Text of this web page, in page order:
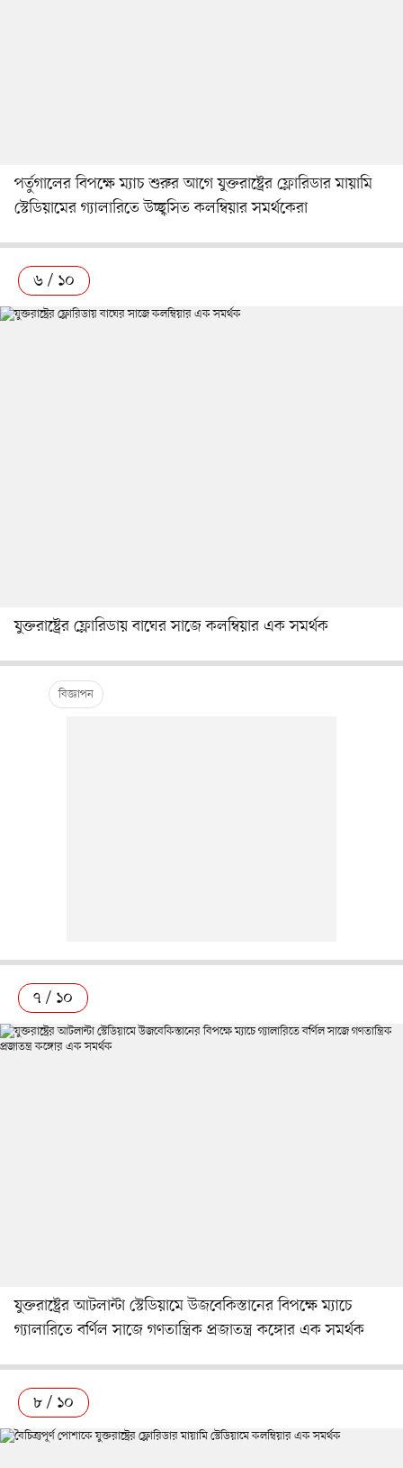
পর্তুগালের বিপক্ষে ম্যাচ শুরুর আগে যুক্তরাষ্ট্রের ফ্লোরিডার মায়ামি
স্টেডিয়ামের গ্যালারিতে উচ্ছ্বসিত কলম্বিয়ার সমর্থকেরা
৬ / ১০
যুক্তরাষ্ট্রের ফ্লোরিডায় বাঘের সাজে কলম্বিয়ার এক সমর্থক
৭ / ১০
যুক্তরাষ্ট্রের আটলান্টা স্টেডিয়ামে উজবেকিস্তানের বিপক্ষে ম্যাচে
গ্যালারিতে বর্ণিল সাজে গণতান্ত্রিক প্রজাতন্ত্র কঙ্গোর এক সমর্থক
৮ / ১০